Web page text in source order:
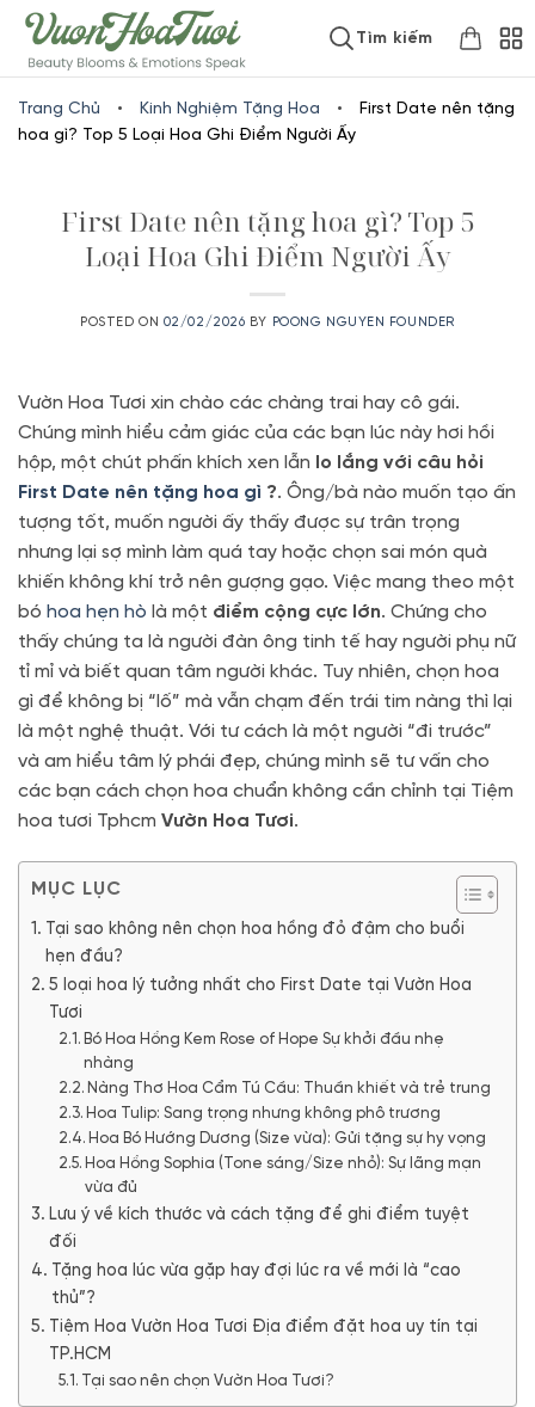
www.vuonhoatuoi.vnSkip
to
content
Tìm kiếm
Trang Chủ • Kinh Nghiệm Tặng Hoa •
First Date nên tặng
hoa gì? Top 5 Loại Hoa Ghi Điểm Người Ấy
First Date nên tặng hoa gì? Top 5
Loại Hoa Ghi Điểm Người Ấy
POSTED ON 02/02/2026 BY POONG NGUYEN FOUNDER
Vườn Hoa Tươi xin chào các chàng trai hay cô gái.
Chúng mình hiểu cảm giác của các bạn lúc này hơi hồi
hộp, một chút phấn khích xen lẫn lo lắng với câu hỏi
First Date nên tặng hoa gì ?. Ông/bà nào muốn tạo ấn
tượng tốt, muốn người ấy thấy được sự trân trọng
nhưng lại sợ mình làm quá tay hoặc chọn sai món quà
khiến không khí trở nên gượng gạo. Việc mang theo một
bó hoa hẹn hò là một điểm cộng cực lớn. Chứng cho
thấy chúng ta là người đàn ông tinh tế hay người phụ nữ
tỉ mỉ và biết quan tâm người khác. Tuy nhiên, chọn hoa
gì để không bị “lố” mà vẫn chạm đến trái tim nàng thì lại
là một nghệ thuật. Với tư cách là một người “đi trước”
và am hiểu tâm lý phái đẹp, chúng mình sẽ tư vấn cho
các bạn cách chọn hoa chuẩn không cần chỉnh tại Tiệm
hoa tươi Tphcm Vườn Hoa Tươi.
MỤC LỤC
Tại sao không nên chọn hoa hồng đỏ đậm cho buổi
hẹn đầu?
5 loại hoa lý tưởng nhất cho First Date tại Vườn Hoa
Tươi
Bó Hoa Hồng Kem Rose of Hope Sự khởi đầu nhẹ
nhàng
Nàng Thơ Hoa Cẩm Tú Cầu: Thuần khiết và trẻ trung
Hoa Tulip: Sang trọng nhưng không phô trương
Hoa Bó Hướng Dương (Size vừa): Gửi tặng sự hy vọng
Hoa Hồng Sophia (Tone sáng/Size nhỏ): Sự lãng mạn
vừa đủ
Lưu ý về kích thước và cách tặng để ghi điểm tuyệt
đối
Tặng hoa lúc vừa gặp hay đợi lúc ra về mới là “cao
thủ”?
Tiệm Hoa Vườn Hoa Tươi Địa điểm đặt hoa uy tín tại
TP.HCM
Tại sao nên chọn Vườn Hoa Tươi?